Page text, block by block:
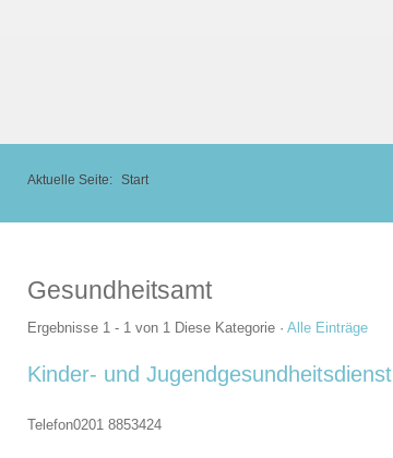
Aktuelle Seite: Start
Gesundheitsamt
Ergebnisse 1 - 1 von 1 Diese Kategorie · Alle Einträge
Kinder- und Jugendgesundheitsdienst
Telefon0201 8853424